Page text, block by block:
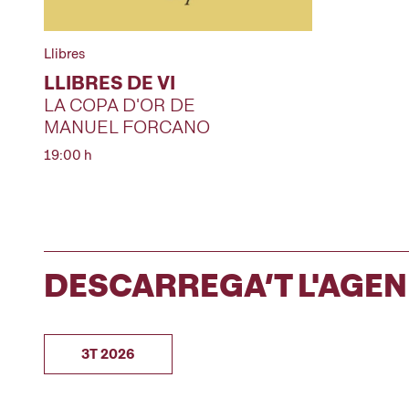
Llibres
LLIBRES DE VI
LA COPA D'OR DE
MANUEL FORCANO
19:00 h
DESCARREGA’T
3T 2026